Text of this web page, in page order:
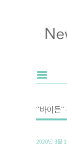
"바이든"
2020년 3월